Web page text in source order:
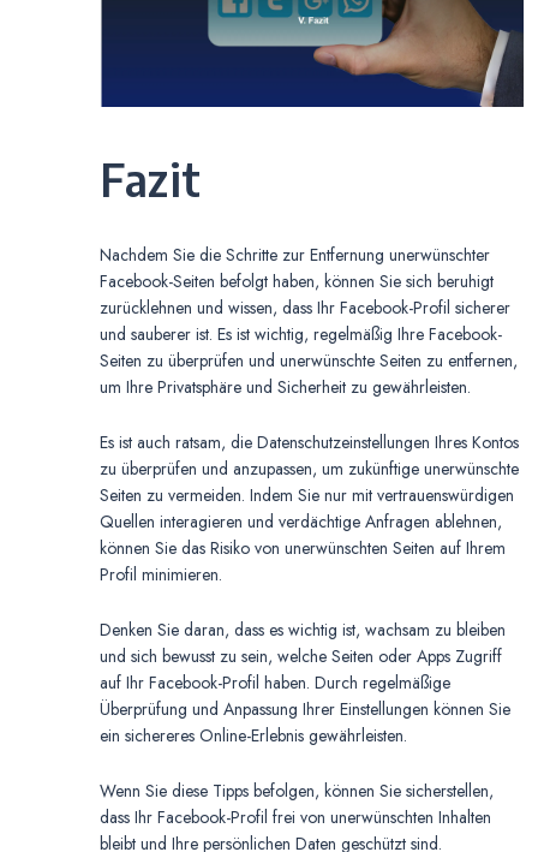
Fazit
Nachdem Sie die Schritte zur Entfernung unerwünschter
Facebook-Seiten befolgt haben, können Sie sich beruhigt
zurücklehnen und wissen, dass Ihr Facebook-Profil sicherer
und sauberer ist. Es ist wichtig, regelmäßig Ihre Facebook-
Seiten zu überprüfen und unerwünschte Seiten zu entfernen,
um Ihre Privatsphäre und Sicherheit zu gewährleisten.
Es ist auch ratsam, die Datenschutzeinstellungen Ihres Kontos
zu überprüfen und anzupassen, um zukünftige unerwünschte
Seiten zu vermeiden. Indem Sie nur mit vertrauenswürdigen
Quellen interagieren und verdächtige Anfragen ablehnen,
können Sie das Risiko von unerwünschten Seiten auf Ihrem
Profil minimieren.
Denken Sie daran, dass es wichtig ist, wachsam zu bleiben
und sich bewusst zu sein, welche Seiten oder Apps Zugriff
auf Ihr Facebook-Profil haben. Durch regelmäßige
Überprüfung und Anpassung Ihrer Einstellungen können Sie
ein sichereres Online-Erlebnis gewährleisten.
Wenn Sie diese Tipps befolgen, können Sie sicherstellen,
dass Ihr Facebook-Profil frei von unerwünschten Inhalten
bleibt und Ihre persönlichen Daten geschützt sind.